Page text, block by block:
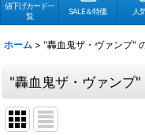
値下げカード一
覧
SALE＆特価 人
ホーム > "轟血鬼ザ・ヴァンプ"
"轟血鬼ザ・ヴァンプ"